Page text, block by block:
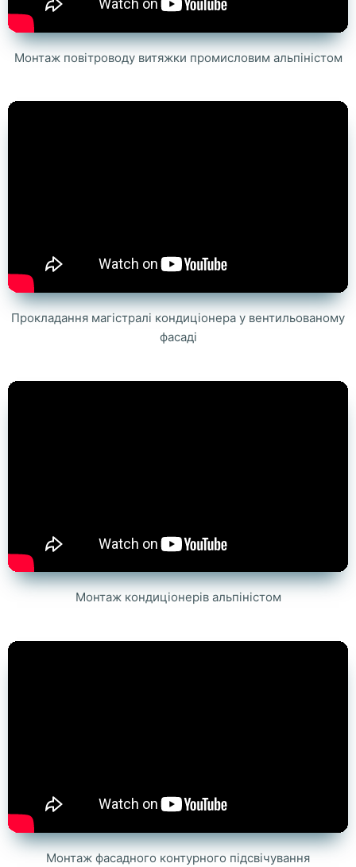
Монтаж повітроводу витяжки промисловим альпіністом
Прокладання магістралі кондиціонера у вентильованому
фасаді
Монтаж кондиціонерів альпіністом
Монтаж фасадного контурного підсвічування